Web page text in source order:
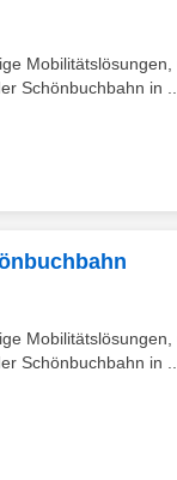
Schönbuchbahn in ...
Schönbuchbahn in ...